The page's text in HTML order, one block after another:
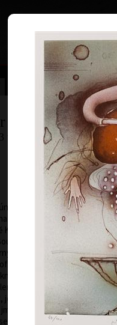
Home
Suchánek
† 25.1.2021
1933 v Novém
2021 v Praze.
univerzity v
K. Lidického a
umění v Praze
V. Silovského.
ilustrace,
Sdružení
jehož byl od roku
členem
sídlem ve Vídni. V